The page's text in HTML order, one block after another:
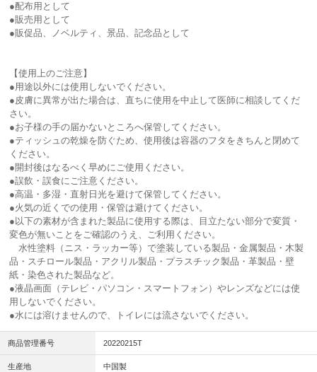
●配布用として
●販売用として
●販促品、ノベルティ、景品、記念品として
【使用上のご注意】
●用途以外には使用しないでください。
●皮膚に異常が出た場合は、直ちに使用を中止して医師に相談してくだ
さい。
●お子様の手の届かないところへ保管してください。
●ティッシュの乾燥を防ぐため、使用後は容器のフタをきちんと閉めて
ください。
●開封後はなるべく早めにご使用ください。
●誤飲・誤食にご注意ください。
●高温・多湿・直射日光を避けて保管してください。
●火気の近くでの使用・保管は避けてください。
●以下の素材が含まれた製品に使用する際は、目立たない部分で変質・
変色が無いことをご確認のうえ、ご利用ください。
水性塗料（ニス・ラッカー等）で塗装している製品・金属製品・木製
品・スチロール製品・アクリル製品・プラスチック製品・革製品・壁
紙・染色された製品など。
●液晶画面（テレビ・パソコン・スマートフォン）やレンズなどには使
用しないでください。
●水には溶けませんので、トイレには流さないでください。
商品管理番号 20220215T
生産地 中国製